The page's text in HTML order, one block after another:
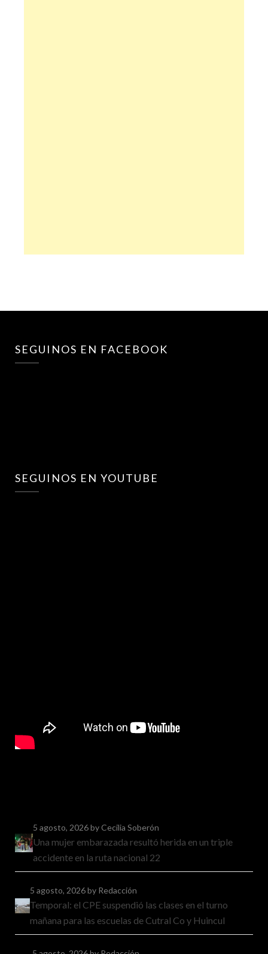
SEGUINOS EN FACEBOOK
SEGUINOS EN YOUTUBE
5 agosto, 2026by Cecilia Soberón
Una mujer embarazada resultó herida en un triple
accidente en la ruta nacional 22
5 agosto, 2026by Redacción
Temporal: el CPE suspendió las clases en el turno
mañana para las escuelas de Cutral Co y Huincul